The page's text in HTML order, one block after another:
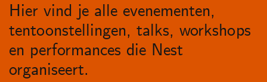
Hier vind je alle evenementen,
tentoonstellingen, talks, workshops
en performances die Nest
organiseert.